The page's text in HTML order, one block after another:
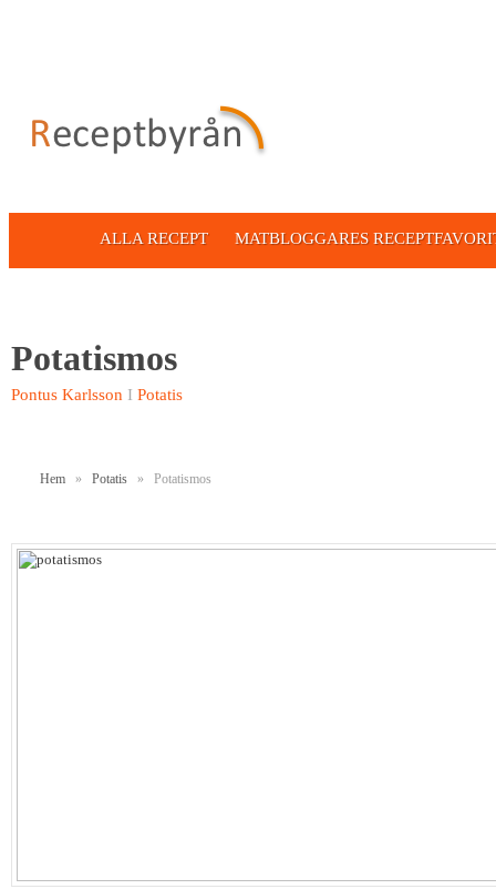
ALLA RECEPT MATBLOGGARES
Potatismos
Pontus Karlsson I Potatis
Hem » Potatis » Potatismos